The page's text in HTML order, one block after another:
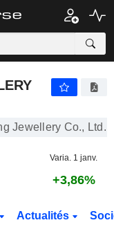
Jewellery Co., Ltd.
Varia. 1 janv.
+3,86%
Actualités